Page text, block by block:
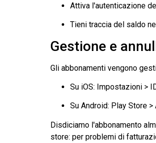
Attiva l'autenticazione
Tieni traccia del saldo
Gestione e
Gli abbonamenti vengono
Su iOS: Impostazioni >
Su Android: Play Store
Disdiciamo l'abbonamento
store: per problemi di